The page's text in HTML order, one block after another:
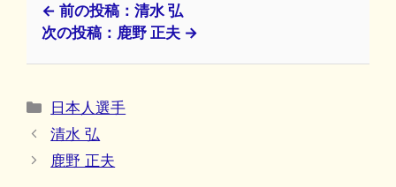
← 前の投稿：清水 弘
次の投稿：鹿野 正夫 →
カ
テ
ゴ
リ
日本人選手
清水 弘
鹿野 正夫